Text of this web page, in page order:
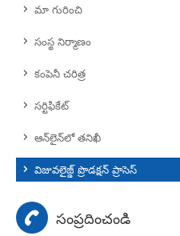
మా గురించి
సంస్థ నిర్మాణం
కంపెనీ చరిత్ర
సర్టిఫికేట్
ఆన్‌లైన్‌లో తనిఖీ
విజువలైజ్డ్ ప్రొడక్షన్ ప్రాసెస్
సంప్రదించండి